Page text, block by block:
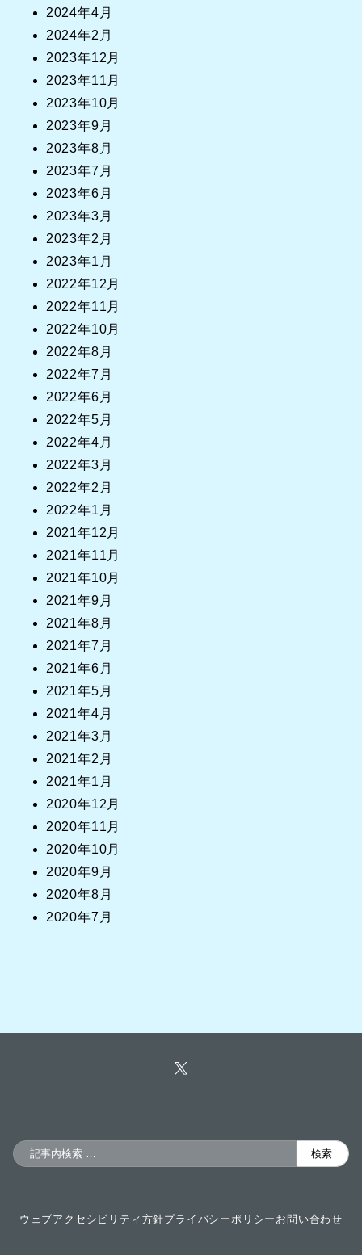
2024年4月
2024年2月
2023年12月
2023年11月
2023年10月
2023年9月
2023年8月
2023年7月
2023年6月
2023年3月
2023年2月
2023年1月
2022年12月
2022年11月
2022年10月
2022年8月
2022年7月
2022年6月
2022年5月
2022年4月
2022年3月
2022年2月
2022年1月
2021年12月
2021年11月
2021年10月
2021年9月
2021年8月
2021年7月
2021年6月
2021年5月
2021年4月
2021年3月
2021年2月
2021年1月
2020年12月
2020年11月
2020年10月
2020年9月
2020年8月
2020年7月
検
検索
ウェブアクセシビリティ方針プライバシーポリシー お問い合わせ